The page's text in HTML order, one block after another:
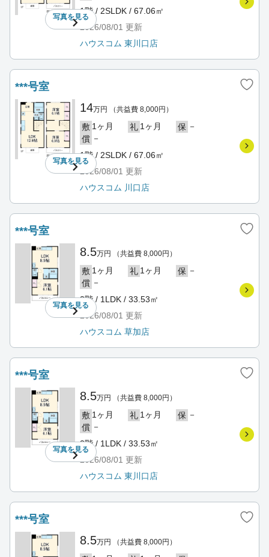
写真を見る
1階 / 2SLDK / 67.06㎡
2026/08/01 更新
ハウスコム 東川口店
***号室
写真を見る
14万円 （共益費 8,000円）
敷 1ヶ月 礼 1ヶ月 保 －
償 －
1階 / 2SLDK / 67.06㎡
2026/08/01 更新
ハウスコム 川口店
***号室
写真を見る
8.5万円 （共益費 8,000円）
敷 1ヶ月 礼 1ヶ月 保 －
償 －
2階 / 1LDK / 33.53㎡
2026/08/01 更新
ハウスコム 草加店
***号室
写真を見る
8.5万円 （共益費 8,000円）
敷 1ヶ月 礼 1ヶ月 保 －
償 －
2階 / 1LDK / 33.53㎡
2026/08/01 更新
ハウスコム 東川口店
***号室
8.5万円 （共益費 8,000円）